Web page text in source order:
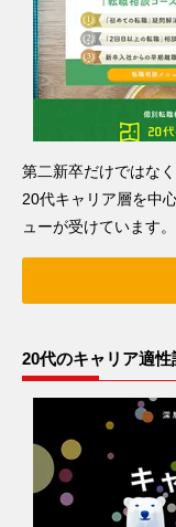
第二新卒だけではな
20代キャリア層を中
ューが受けています。
20代のキャリア適性